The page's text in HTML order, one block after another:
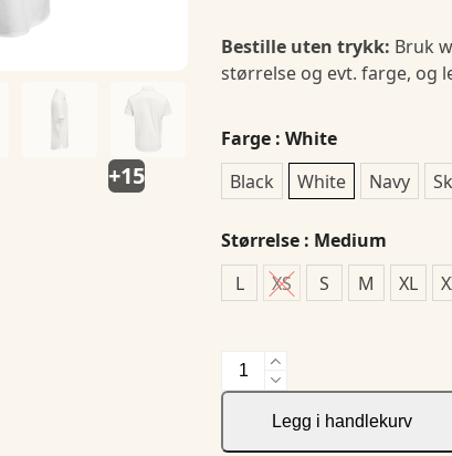
+15
Bestille uten trykk: Bruk
størrelse og evt. farge, og
Farge : White
Black
White Navy
Størrelse : Medium
L
XS S M XL
JH&F
Indigo
132
Legg i handlekurv